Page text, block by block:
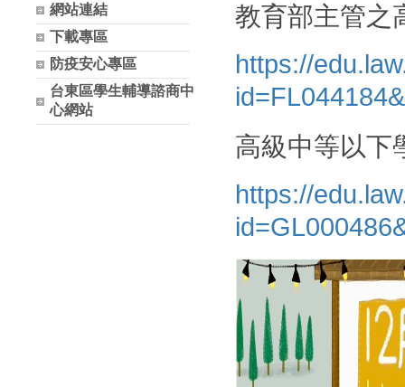
網站連結
下載專區
防疫安心專區
台東區學生輔導諮商中
心網站
教育部主管之
https://
高級中等以下
https://